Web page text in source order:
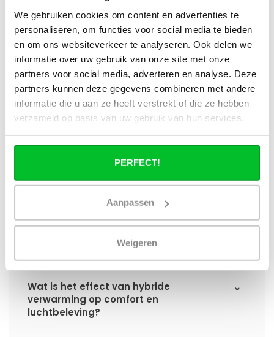
We gebruiken cookies om content en advertenties te
personaliseren, om functies voor social media te bieden
en om ons websiteverkeer te analyseren. Ook delen we
informatie over uw gebruik van onze site met onze
partners voor social media, adverteren en analyse. Deze
partners kunnen deze gegevens combineren met andere
informatie die u aan ze heeft verstrekt of die ze hebben
verzameld op basis van uw gebruik van hun services.
PERFECT!
Aanpassen
Weigeren
Wat is technisch gezien een hybride
paneelradiator?
Hoe verschilt de warmteafgifte van een
hybride paneelradiator ten opzichte van
een standaard paneelradiator?
Wat is het voordeel van geïntegreerde
warmteboosters ten opzichte van losse
Waarom is een hybride paneelradiator
technisch geen convector?
Hoe presteert een hybride
paneelradiator bij lage
Wat is het effect van hybride
verwarming op comfort en
luchtbeleving?